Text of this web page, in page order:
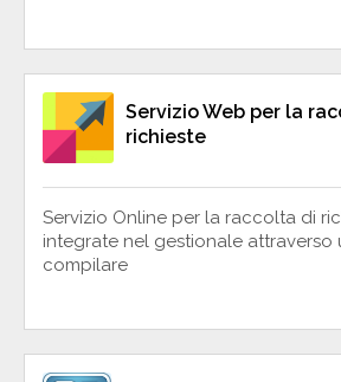
Servizio Web per la
richieste
Servizio Online per la raccolta di
integrate nel gestionale attraverso
compilare